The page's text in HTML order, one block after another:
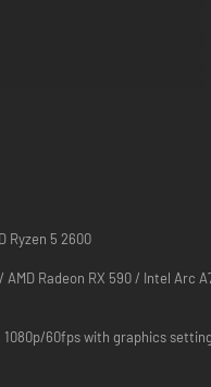
lendária da série
limites de Dragon Ball!
Dragon Ball Z, Dragon Ball
de Dragon Ball, tudo no
habilidades especiais,
mais fortes de Dragon
Ryzen 5 2600
AMD Radeon RX 590 / Intel Arc
60fps with graphics